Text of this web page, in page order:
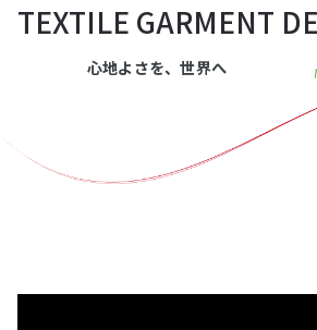
TEXTILE GARMENT
⼼地よさを、世界へ